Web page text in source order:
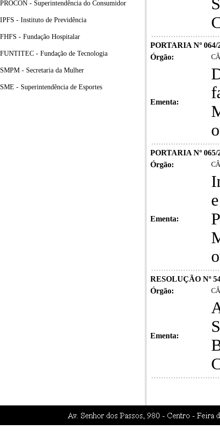
PROCON - Superintendência do Consumidor
IPFS - Instituto de Previdência
FHFS - Fundação Hospitalar
FUNTITEC - Fundação de Tecnologia
SMPM - Secretaria da Mulher
SME - Superintendência de Esportes
PORTARIA Nº 064/
Órgão:
Ementa:
PORTARIA Nº 065/
Órgão:
Ementa:
RESOLUÇÃO Nº
Órgão:
Ementa: